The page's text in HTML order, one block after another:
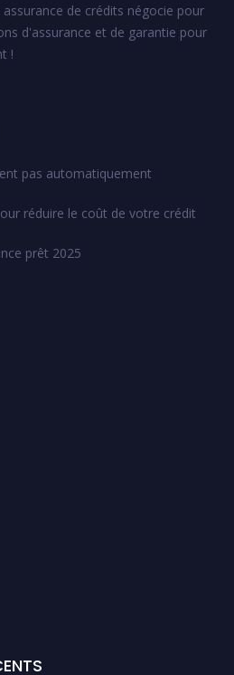
de crédits négocie pour
d'assurance et de garantie pour
!
pas automatiquement
réduire le coût de votre crédit
prêt 2025